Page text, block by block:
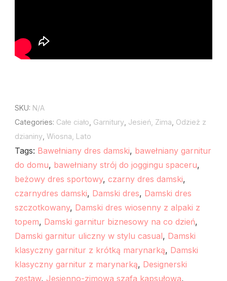
SKU: N/A
Categories: Całe ciało, Garnitury, Jesień, Zima, Odzież z
dzianiny, Wiosna, Lato
Tags: Bawełniany dres damski, bawełniany garnitur
do domu, bawełniany strój do joggingu spaceru,
beżowy dres sportowy, czarny dres damski,
czarnydres damski, Damski dres, Damski dres
szczotkowany, Damski dres wiosenny z alpaki z
topem, Damski garnitur biznesowy na co dzień,
Damski garnitur uliczny w stylu casual, Damski
klasyczny garnitur z krótką marynarką, Damski
klasyczny garnitur z marynarką, Designerski
zestaw, Jesienno-zimowa szafa kapsułowa,